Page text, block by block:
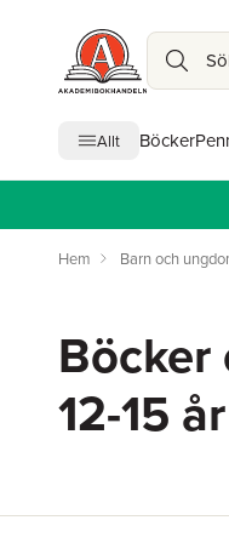
Allt Böcker
Hem Barn och
12-15 år